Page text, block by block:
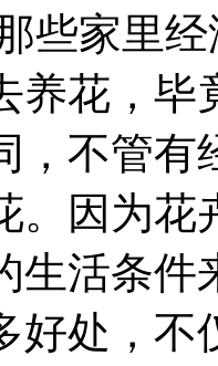
些家里
养花，毕
，不管
。因为
生活条
好处，不